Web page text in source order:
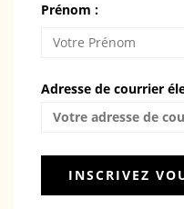
Prénom :
Adresse de courrier